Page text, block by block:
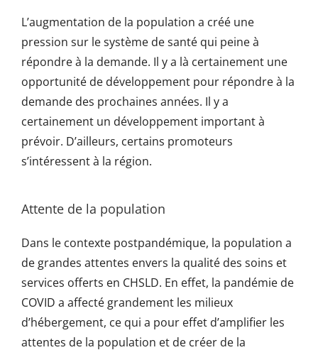
L’augmentation de la population a créé une
pression sur le système de santé qui peine à
répondre à la demande. Il y a là certainement une
opportunité de développement pour répondre à la
demande des prochaines années. Il y a
certainement un développement important à
prévoir. D’ailleurs, certains promoteurs
s’intéressent à la région.
Attente de la population
Dans le contexte postpandémique, la population a
de grandes attentes envers la qualité des soins et
services offerts en CHSLD. En effet, la pandémie de
COVID a affecté grandement les milieux
d’hébergement, ce qui a pour effet d’amplifier les
attentes de la population et de créer de la